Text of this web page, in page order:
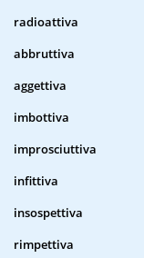
radioattiva
abbruttiva
aggettiva
imbottiva
improsciuttiva
infittiva
insospettiva
rimpettiva